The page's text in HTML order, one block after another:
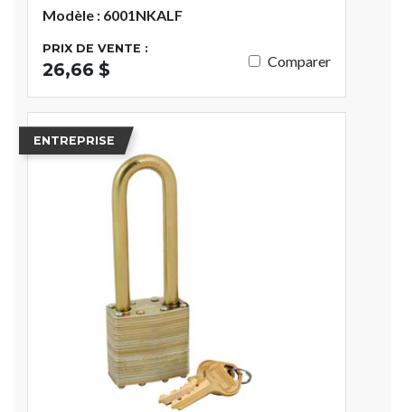
Modèle : 6001NKALF
PRIX DE VENTE :
26,66 $ Comparer
ENTREPRISE